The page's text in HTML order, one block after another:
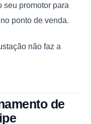
seu promotor para
ponto de venda.
não faz a
de